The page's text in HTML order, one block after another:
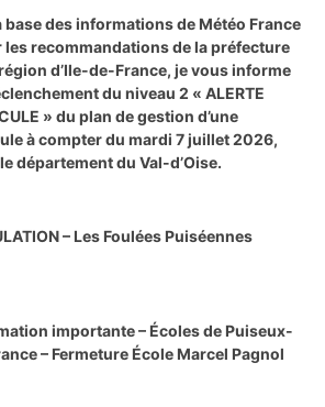
base des informations de Météo France
les recommandations de la préfecture
d’Ile-de-France, je vous informe
du niveau 2 « ALERTE
» du plan de gestion d’une
à compter du mardi 7 juillet 2026,
département du Val-d’Oise.
– Les Foulées Puiséennes
importante – Écoles de Puiseux-
– Fermeture École Marcel Pagnol